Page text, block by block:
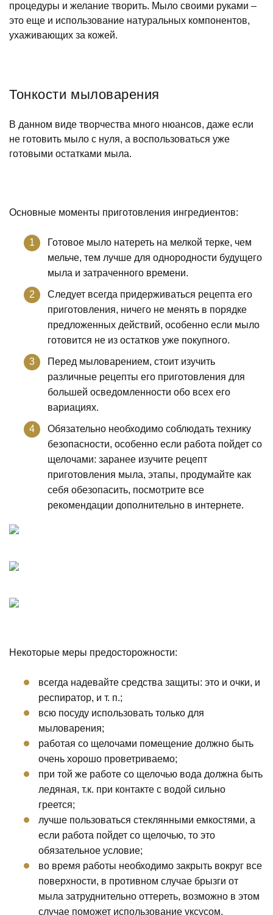
процедуры и желание творить. Мыло своими руками –
это еще и использование натуральных компонентов,
ухаживающих за кожей.
Тонкости мыловарения
В данном виде творчества много нюансов, даже если
не готовить мыло с нуля, а воспользоваться уже
готовыми остатками мыла.
Основные моменты приготовления ингредиентов:
Готовое мыло натереть на мелкой терке, чем
мельче, тем лучше для однородности будущего
мыла и затраченного времени.
Следует всегда придерживаться рецепта его
приготовления, ничего не менять в порядке
предложенных действий, особенно если мыло
готовится не из остатков уже покупного.
Перед мыловарением, стоит изучить
различные рецепты его приготовления для
большей осведомленности обо всех его
вариациях.
Обязательно необходимо соблюдать технику
безопасности, особенно если работа пойдет со
щелочами: заранее изучите рецепт
приготовления мыла, этапы, продумайте как
себя обезопасить, посмотрите все
рекомендации дополнительно в интернете.
Некоторые меры предосторожности:
всегда надевайте средства защиты: это и очки, и
респиратор, и т. п.;
всю посуду использовать только для
мыловарения;
работая со щелочами помещение должно быть
очень хорошо проветриваемо;
при той же работе со щелочью вода должна быть
ледяная, т.к. при контакте с водой сильно
греется;
лучше пользоваться стеклянными емкостями, а
если работа пойдет со щелочью, то это
обязательное условие;
во время работы необходимо закрыть вокруг все
поверхности, в противном случае брызги от
мыла затруднительно оттереть, возможно в этом
случае поможет использование уксусом.